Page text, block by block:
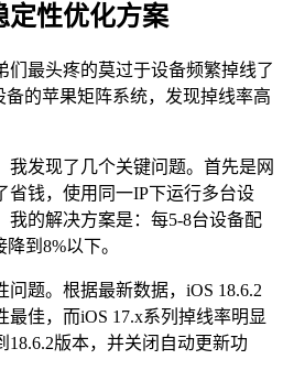
定性优化方案
们最头疼的莫过于设备频繁掉线了
备的苹果矩阵系统，发现掉线率高
我发现了几个关键问题。首先是网
省钱，使用同一IP下运行多台设
我的解决方案是：每5-8台设备配
到8%以下。
题。根据最新数据，iOS 18.6.2
佳，而iOS 17.x系列掉线率明显
版本，并关闭自动更新功